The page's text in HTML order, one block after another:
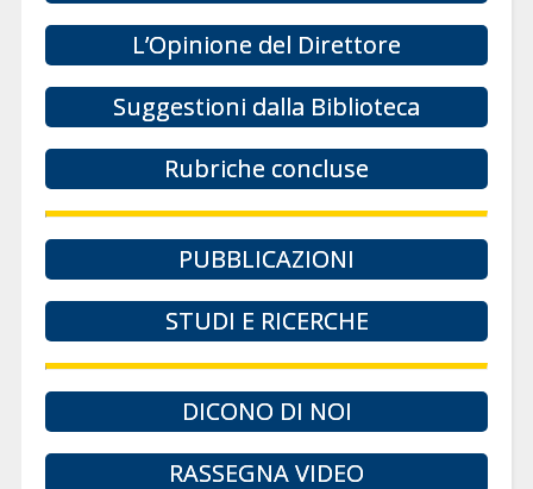
L’Opinione del Direttore
Suggestioni dalla Biblioteca
Rubriche concluse
PUBBLICAZIONI
STUDI E RICERCHE
DICONO DI NOI
RASSEGNA VIDEO